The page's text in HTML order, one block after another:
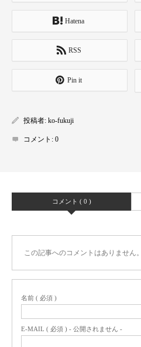
Hatena
RSS
Pin it
投稿者: ko-fukuji
コメント: 0
コメント ( 0 )
この記事へのコメントはありません。
名前 ( 必須 )
E-MAIL ( 必須 ) - 公開されません -